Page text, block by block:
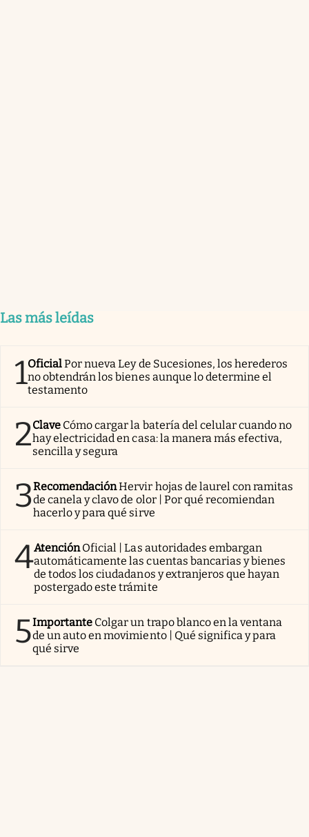
Las más leídas
1OficialPor nueva Ley de Sucesiones, los herederos
no obtendrán los bienes aunque lo determine el
testamento
2Clave Cómo cargar la batería del celular cuando no
hay electricidad en casa: la manera más efectiva,
sencilla y segura
3RecomendaciónHervir hojas de laurel con ramitas
de canela y clavo de olor | Por qué recomiendan
hacerlo y para qué sirve
4AtenciónOficial | Las autoridades embargan
automáticamente las cuentas bancarias y bienes
de todos los ciudadanos y extranjeros que hayan
postergado este trámite
5Importante Colgar un trapo blanco en la ventana
de un auto en movimiento | Qué significa y para
qué sirve